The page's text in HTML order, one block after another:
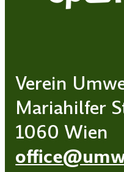
Verein
Mariahilfer
1060 Wien